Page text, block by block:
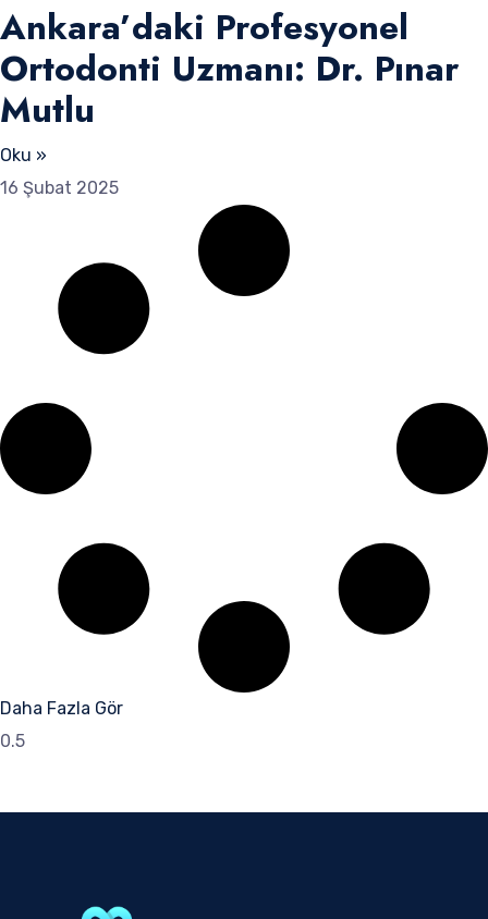
Ankara’daki Profesyonel
Ortodonti Uzmanı: Dr. Pınar
Mutlu
Oku »
16 Şubat 2025
Daha Fazla Gör